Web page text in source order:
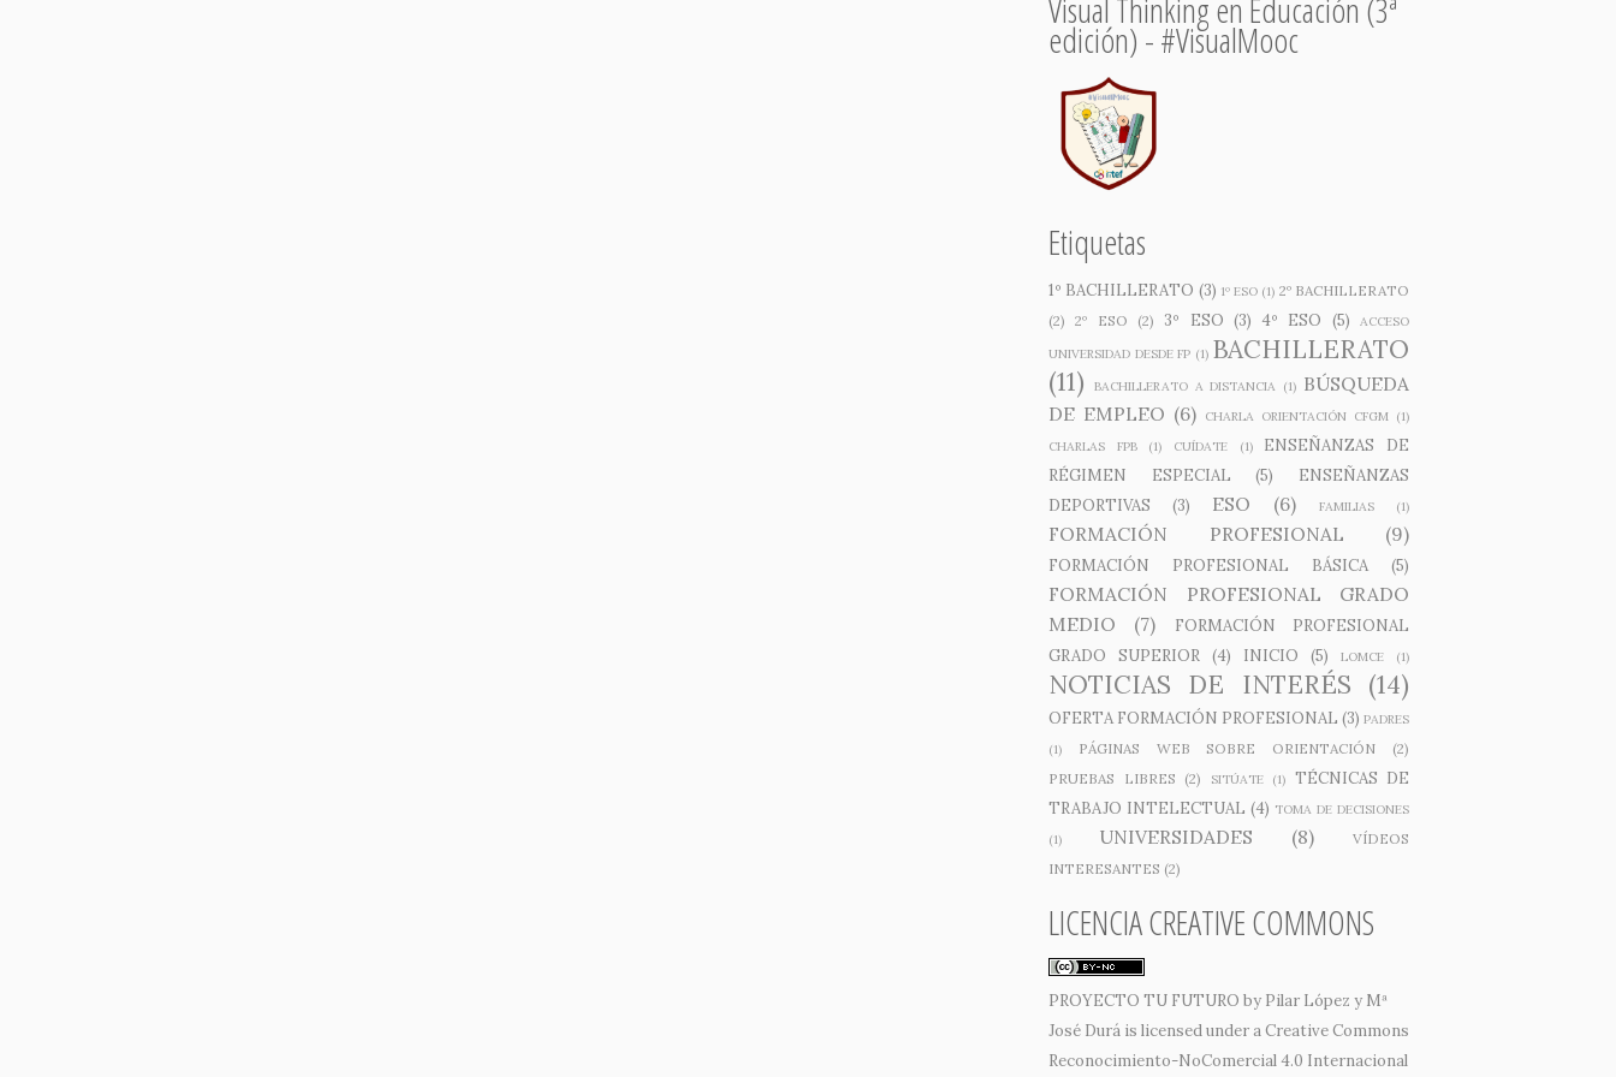
Visual Thinking en Educación (3ª
edición) - #VisualMooc
Etiquetas
1º BACHILLERATO (3) 1º ESO (1) 2º BACHILLERATO
(2)
2º ESO (2) 3º ESO (3) 4º ESO (5) ACCESO
UNIVERSIDAD DESDE FP (1) BACHILLERATO
(11)
BACHILLERATO A DISTANCIA (1) BÚSQUEDA
DE EMPLEO (6) CHARLA ORIENTACIÓN CFGM (1)
CHARLAS FPB
(1) CUÍDATE (1)
ENSEÑANZAS DE
RÉGIMEN ESPECIAL
(5)
ENSEÑANZAS
DEPORTIVAS
(3) ESO (6) FAMILIAS (1)
FORMACIÓN PROFESIONAL (9)
FORMACIÓN PROFESIONAL BÁSICA (5)
FORMACIÓN PROFESIONAL GRADO
MEDIO
(7)
FORMACIÓN PROFESIONAL
GRADO SUPERIOR (4) INICIO (5) LOMCE (1)
NOTICIAS DE INTERÉS (14)
OFERTA FORMACIÓN PROFESIONAL (3) PADRES
(1)
PÁGINAS WEB SOBRE ORIENTACIÓN
(2)
PRUEBAS LIBRES (2) SITÚATE (1)
TÉCNICAS DE
TRABAJO INTELECTUAL (4) TOMA DE DECISIONES
(1)
UNIVERSIDADES (8)
VÍDEOS
INTERESANTES (2)
LICENCIA CREATIVE COMMONS
PROYECTO TU FUTURO by Pilar López y Mª
José Durá is licensed under aCreative Commons
Reconocimiento-NoComercial 4.0 Internacional